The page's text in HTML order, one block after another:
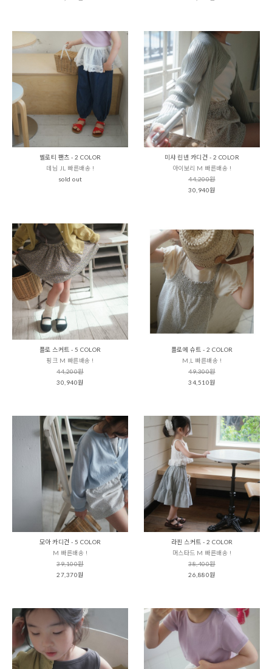
벨로티 팬츠 - 2 COLOR
데님 JL 빠른배송 !
sold out
미샤 린넨 카디건 - 2 COLOR
아이보리 M 빠른배송 !
44,200원
30,940원
플로 스커트 - 5 COLOR
핑크 M 빠른배송 !
44,200원
30,940원
플로에 슈트 - 2 COLOR
M,L 빠른배송 !
49,300원
34,510원
모아 카디건 - 5 COLOR
M 빠른배송 !
39,100원
27,370원
라핀 스커트 - 2 COLOR
머스타드 M 빠른배송 !
38,400원
26,880원